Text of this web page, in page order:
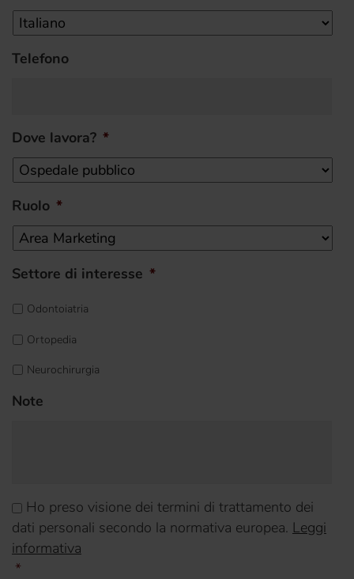
Telefono
Dove lavora? *
Ruolo *
Settore di interesse *
Odontoiatria
Ortopedia
Neurochirurgia
Note
CAPTCHA
Consenso *
Ho preso visione dei termini di trattamento dei
dati personali secondo la normativa europea. Leggi
informativa
*